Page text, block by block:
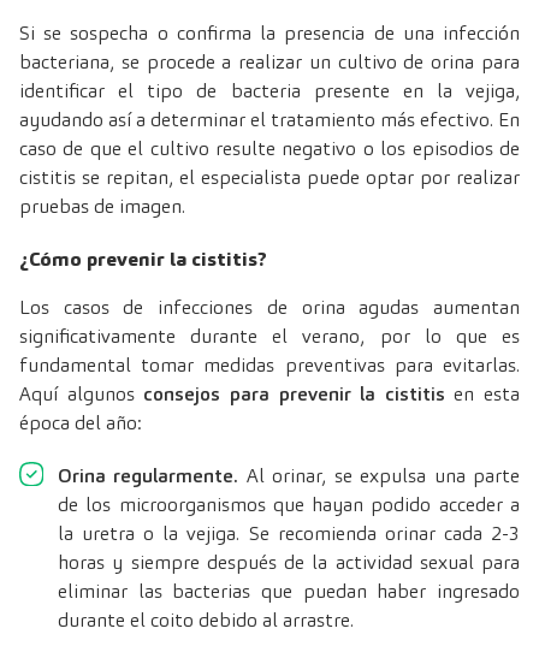
Si se sospecha o confirma la presencia de una infección
bacteriana, se procede a realizar un cultivo de orina para
identificar el tipo de bacteria presente en la vejiga,
ayudando así a determinar el tratamiento más efectivo. En
caso de que el cultivo resulte negativo o los episodios de
cistitis se repitan, el especialista puede optar por realizar
pruebas de imagen.
¿Cómo prevenir la cistitis?
Los casos de infecciones de orina agudas aumentan
significativamente durante el verano, por lo que es
fundamental tomar medidas preventivas para evitarlas.
Aquí algunos consejos para prevenir la cistitis en esta
época del año:
Orina regularmente. Al orinar, se expulsa una parte
de los microorganismos que hayan podido acceder a
la uretra o la vejiga. Se recomienda orinar cada 2-3
horas y siempre después de la actividad sexual para
eliminar las bacterias que puedan haber ingresado
durante el coito debido al arrastre.